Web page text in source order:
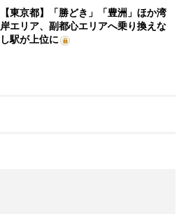
【東京都】「勝どき」「豊洲」ほか湾
岸エリア、副都心エリアへ乗り換えな
し駅が上位に